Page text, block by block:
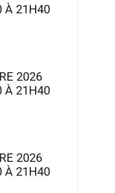
À 21H40
2026
À 21H40
2026
À 21H40